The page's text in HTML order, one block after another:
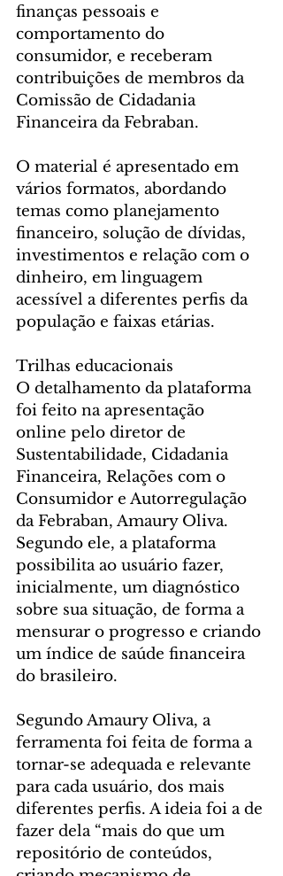
finanças pessoais e
comportamento do
consumidor, e receberam
contribuições de membros da
Comissão de Cidadania
Financeira da Febraban.
O material é apresentado em
vários formatos, abordando
temas como planejamento
financeiro, solução de dívidas,
investimentos e relação com o
dinheiro, em linguagem
acessível a diferentes perfis da
população e faixas etárias.
Trilhas educacionais
O detalhamento da plataforma
foi feito na apresentação
online pelo diretor de
Sustentabilidade, Cidadania
Financeira, Relações com o
Consumidor e Autorregulação
da Febraban, Amaury Oliva.
Segundo ele, a plataforma
possibilita ao usuário fazer,
inicialmente, um diagnóstico
sobre sua situação, de forma a
mensurar o progresso e criando
um índice de saúde financeira
do brasileiro.
Segundo Amaury Oliva, a
ferramenta foi feita de forma a
tornar-se adequada e relevante
para cada usuário, dos mais
diferentes perfis. A ideia foi a de
fazer dela “mais do que um
repositório de conteúdos,